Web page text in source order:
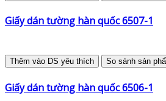
Giấy dán tường hàn quốc 6507-1
Thêm vào DS yêu thích So sánh sản
Giấy dán tường hàn quốc 6506-1